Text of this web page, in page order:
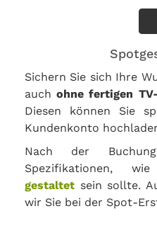
Sichern Sie sich Ihre
auchohne fertigen
Diesen können Sie
Kundenkonto
Nach der
Spezifikationen,
gestaltet sein sollte.
wir Sie bei der Spot-